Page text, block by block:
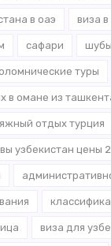
в оаэ виза
сафари шубы
туры
в омане из
отдых турция
узбекистан цены
виза для